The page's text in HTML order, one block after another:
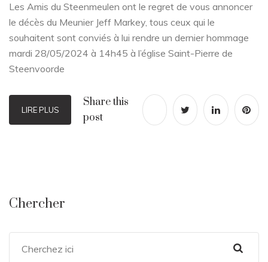
Les Amis du Steenmeulen ont le regret de vous annoncer
le décès du Meunier Jeff Markey, tous ceux qui le
souhaitent sont conviés à lui rendre un dernier hommage
mardi 28/05/2024 à 14h45 à l’église Saint-Pierre de
Steenvoorde
LIRE PLUS
Share this
post
Chercher